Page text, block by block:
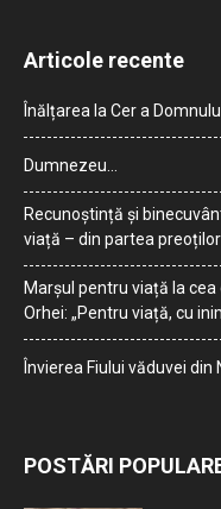
Articole recente
Înălțarea la Cer a
Dumnezeu…
Recunoștință și
viață – din partea
Marșul pentru viață la cea
Orhei: „Pentru viață, cu
Învierea Fiului văduvei din
POSTĂRI